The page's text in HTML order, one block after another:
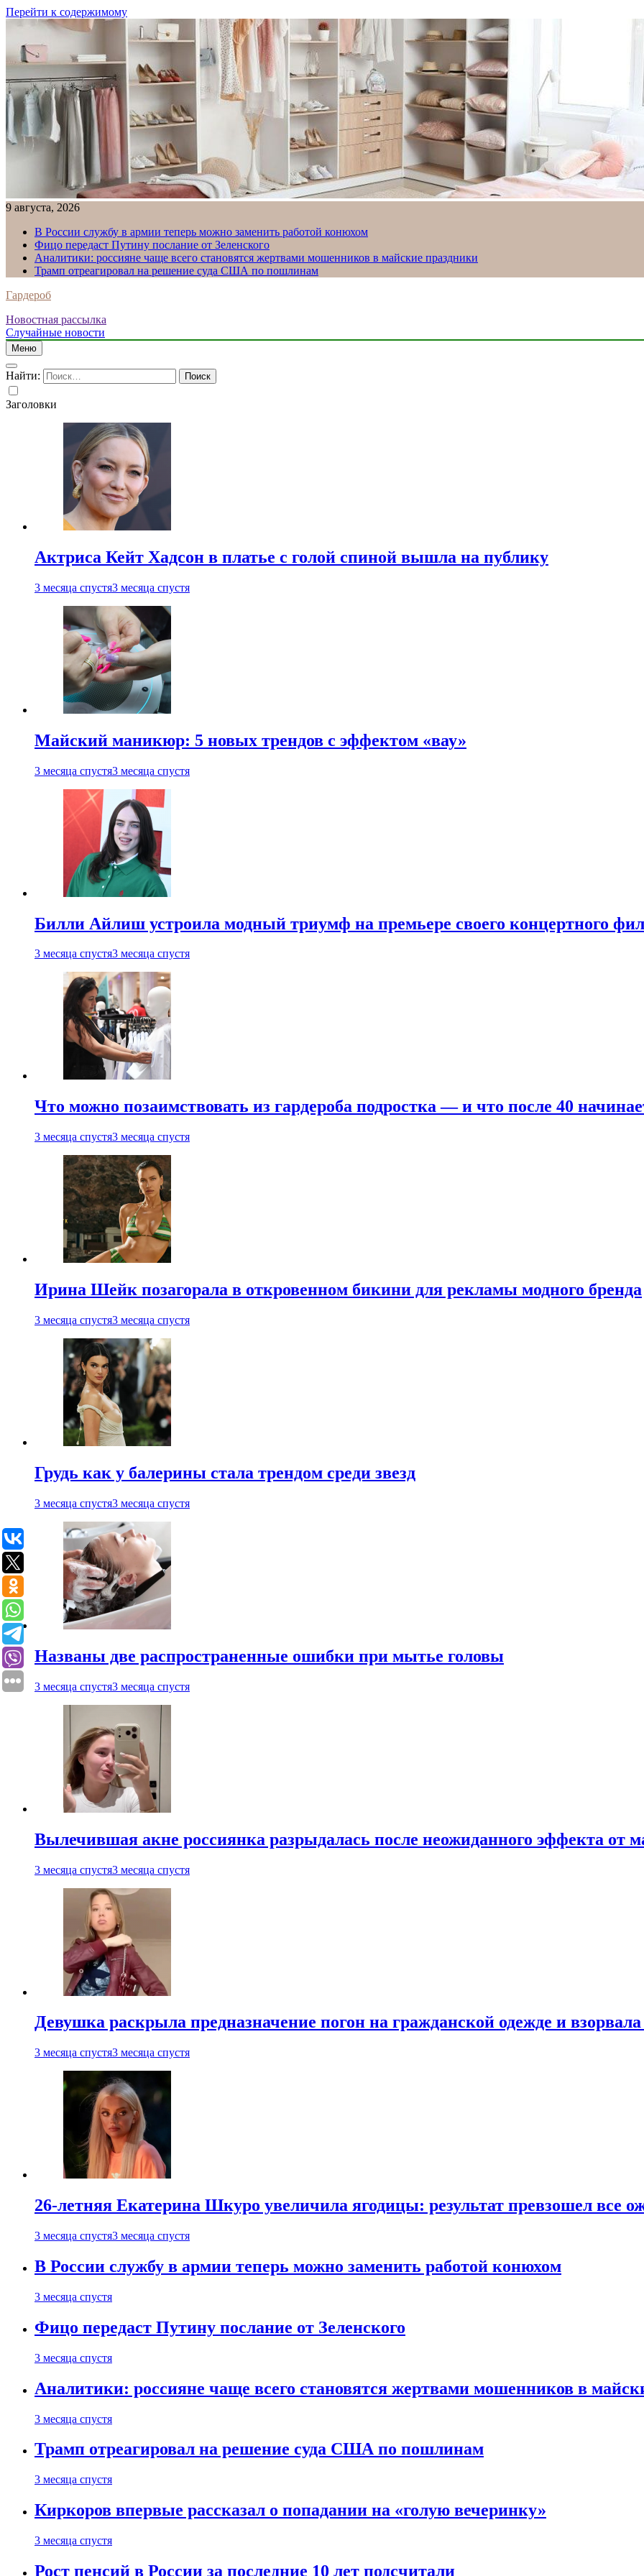
Перейти к содержимому
9 августа, 2026
В России службу в армии теперь можно заменить работой конюхом
Фицо передаст Путину послание от Зеленского
Аналитики: россияне чаще всего становятся жертвами мошенников в майские праздники
Трамп отреагировал на решение суда США по пошлинам
Гардероб
Новостная рассылка
Случайные новости
Меню
Найти:
Заголовки
Актриса Кейт Хадсон в платье с голой спиной вышла на публику
3 месяца спустя3 месяца спустя
Майский маникюр: 5 новых трендов с эффектом «вау»
3 месяца спустя3 месяца спустя
Билли Айлиш устроила модный триумф на премьере своего концертного
3 месяца спустя3 месяца спустя
Что можно позаимствовать из гардероба подростка — и что после 40
3 месяца спустя3 месяца спустя
Ирина Шейк позагорала в откровенном бикини для рекламы модного бренда
3 месяца спустя3 месяца спустя
Грудь как у балерины стала трендом среди звезд
3 месяца спустя3 месяца спустя
Названы две распространенные ошибки при мытье головы
3 месяца спустя3 месяца спустя
Вылечившая акне россиянка разрыдалась после неожиданного эффекта от
3 месяца спустя3 месяца спустя
Девушка раскрыла предназначение погон на гражданской одежде и взорвала
3 месяца спустя3 месяца спустя
26-летняя Екатерина Шкуро увеличила ягодицы: результат превзошел все
3 месяца спустя3 месяца спустя
В России службу в армии теперь можно заменить работой конюхом
3 месяца спустя
Фицо передаст Путину послание от Зеленского
3 месяца спустя
Аналитики: россияне чаще всего становятся жертвами мошенников в
3 месяца спустя
Трамп отреагировал на решение суда США по пошлинам
3 месяца спустя
Киркоров впервые рассказал о попадании на «голую вечеринку»
3 месяца спустя
Рост пенсий в России за последние 10 лет подсчитали